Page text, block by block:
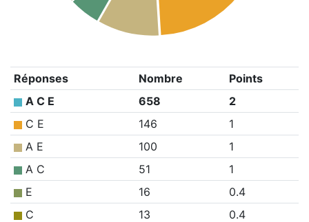
Réponses Nombre
Points
A C E
658
2
C E
146
1
A E
100
1
A C
51
1
E
16
0.4
C
13
0.4